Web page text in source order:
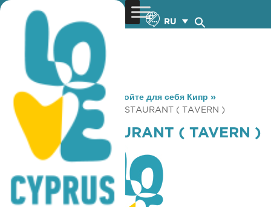
RU
You are here: Home »Откройте для себя Кипр »
Gastronomy
» MANGAS RESTAURANT ( TAVERN )
MANGAS RESTAURANT ( TAVERN )